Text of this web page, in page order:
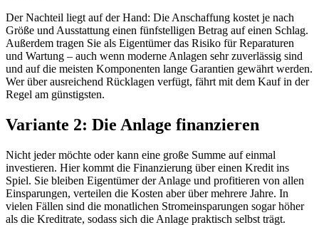
Der Nachteil liegt auf der Hand: Die Anschaffung kostet je nach
Größe und Ausstattung einen fünfstelligen Betrag auf einen Schlag.
Außerdem tragen Sie als Eigentümer das Risiko für Reparaturen
und Wartung – auch wenn moderne Anlagen sehr zuverlässig sind
und auf die meisten Komponenten lange Garantien gewährt werden.
Wer über ausreichend Rücklagen verfügt, fährt mit dem Kauf in der
Regel am günstigsten.
Variante 2: Die Anlage finanzieren
Nicht jeder möchte oder kann eine große Summe auf einmal
investieren. Hier kommt die Finanzierung über einen Kredit ins
Spiel. Sie bleiben Eigentümer der Anlage und profitieren von allen
Einsparungen, verteilen die Kosten aber über mehrere Jahre. In
vielen Fällen sind die monatlichen Stromeinsparungen sogar höher
als die Kreditrate, sodass sich die Anlage praktisch selbst trägt.